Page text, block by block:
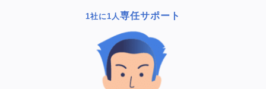
1社に1人専任サポート